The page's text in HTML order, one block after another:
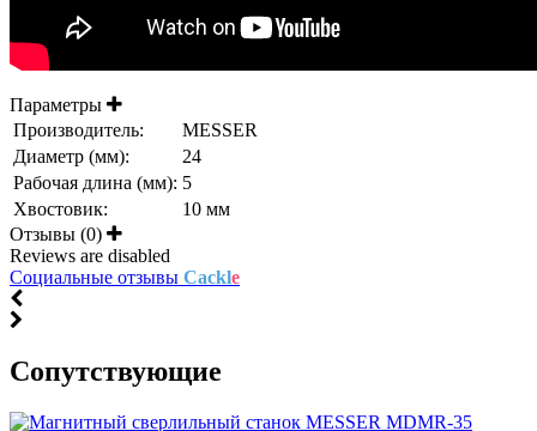
Параметры
Производитель:
MESSER
Диаметр (мм):
24
Рабочая длина (мм): 5
Хвостовик:
10 мм
Отзывы (0)
Reviews are disabled
Социальные отзывы Cackle
Cопутствующие